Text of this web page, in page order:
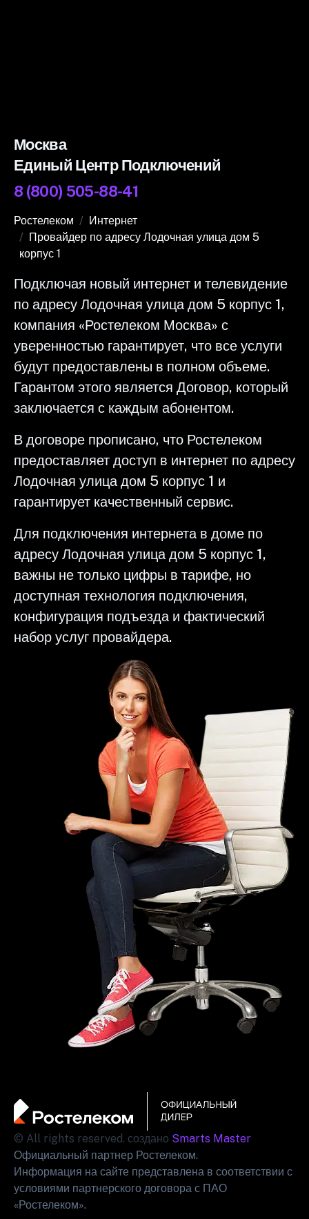
Москва
Единый Центр Подключений
8 (800) 505-88-41
Ростелеком
Интернет
Провайдер по адресу Лодочная улица дом 5
корпус 1
Подключая новый интернет и телевидение
по адресу Лодочная улица дом 5 корпус 1,
компания «Ростелеком Москва» с
уверенностью гарантирует, что все услуги
будут предоставлены в полном объеме.
Гарантом этого является Договор, который
заключается с каждым абонентом.
В договоре прописано, что Ростелеком
предоставляет доступ в интернет по адресу
Лодочная улица дом 5 корпус 1 и
гарантирует качественный сервис.
Для подключения интернета в доме по
адресу Лодочная улица дом 5 корпус 1,
важны не только цифры в тарифе, но
доступная технология подключения,
конфигурация подъезда и фактический
набор услуг провайдера.
© All rights reserved. создано Smarts Master
Официальный партнер Ростелеком.
Информация на сайте представлена в соответствии с
условиями партнерского договора с ПАО
«Ростелеком».